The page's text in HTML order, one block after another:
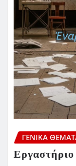
ΓΕΝΙΚΑ